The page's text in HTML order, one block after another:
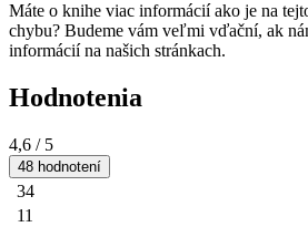
Máte o knihe viac informácií ako je na
chybu? Budeme vám veľmi vďační, ak
informácií na našich stránkach.
Hodnotenia
4,6 / 5
48 hodnotení
34
11